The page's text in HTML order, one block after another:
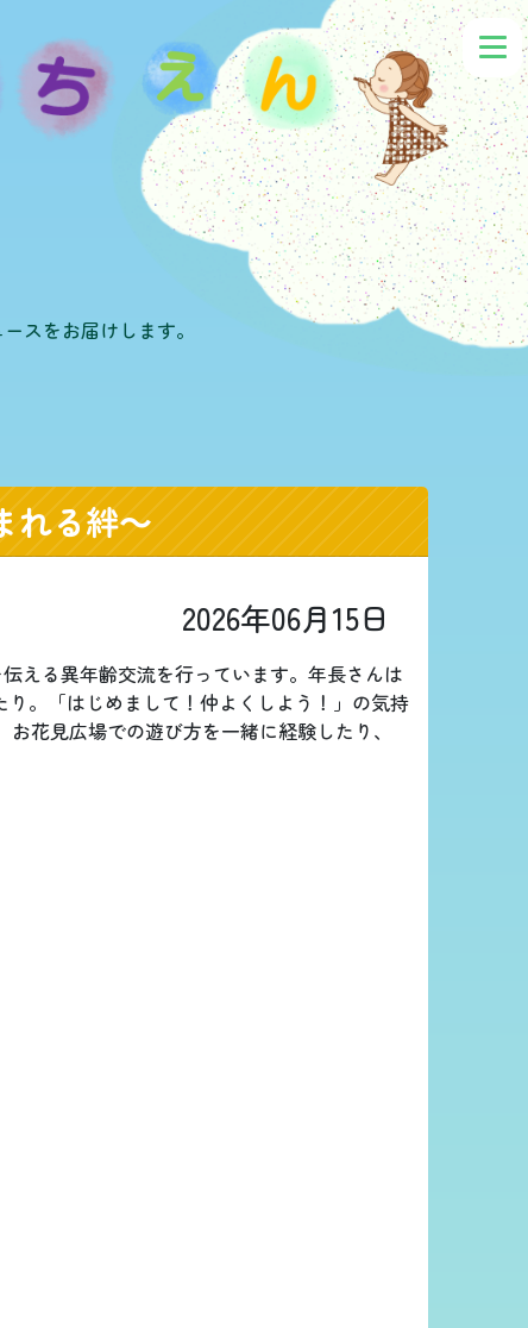
スをお届けします。
れる絆～
2026年06月15日
える異年齢交流を行っています。年長さんは
。「はじめまして！仲よくしよう！」の気持
花見広場での遊び方を一緒に経験したり、